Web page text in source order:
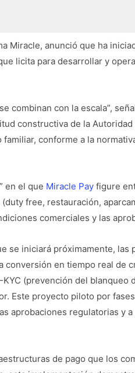
Miracle, anunció que ha
licita para desarrollar y
combinan con la escala”,
constructiva de la
conforme a la
en el que Miracle Pay figure
free, restauración,
comerciales y las
se iniciará próximamente, las
en tiempo real de
(prevención del blanqueo
Este proyecto piloto por
aprobaciones regulatorias y
de pago que los